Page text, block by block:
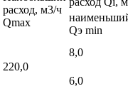
расход, м3/ч
Qmax
Qэ min
220,0
8,0
6,0